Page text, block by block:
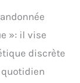
de
short ;
»: il vise
discrète